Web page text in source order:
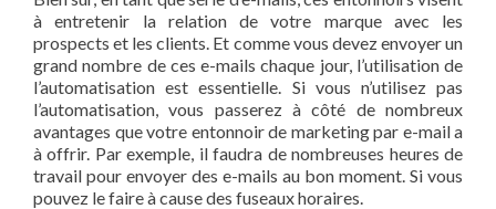
à entretenir la relation de votre marque avec les
prospects et les clients. Et comme vous devez envoyer un
grand nombre de ces e-mails chaque jour, l’utilisation de
l’automatisation est essentielle. Si vous n’utilisez pas
l’automatisation, vous passerez à côté de nombreux
avantages que votre entonnoir de marketing par e-mail a
à offrir. Par exemple, il faudra de nombreuses heures de
travail pour envoyer des e-mails au bon moment. Si vous
pouvez le faire à cause des fuseaux horaires.